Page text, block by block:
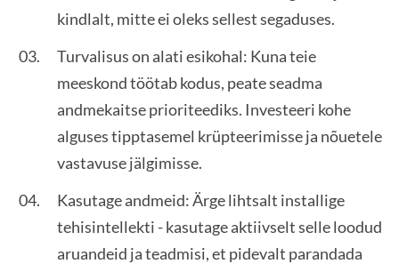
kindlalt, mitte ei oleks sellest segaduses.
Turvalisus on alati esikohal: Kuna teie
meeskond töötab kodus, peate seadma
andmekaitse prioriteediks. Investeeri kohe
alguses tipptasemel krüpteerimisse ja nõuetele
vastavuse jälgimisse.
Kasutage andmeid: Ärge lihtsalt installige
tehisintellekti - kasutage aktiivselt selle loodud
aruandeid ja teadmisi, et pidevalt parandada